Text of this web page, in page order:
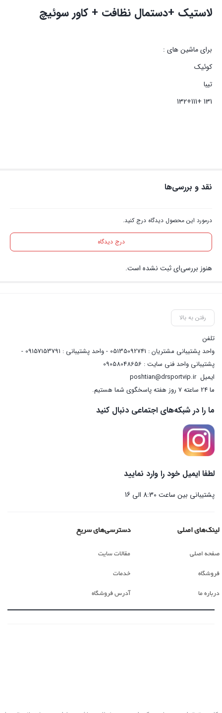
لاستیک +دستمال نظافت + کاور سوئیچ
برای ماشین های :
کوئیک
تیبا
131 +132+111
نقد و بررسی‌ها
درمورد این محصول دیدگاه درج کنید.
درج دیدگاه
هنوز بررسی‌ای ثبت نشده است.
رفتن به بالا
تلفن
واحد پشتیبانی مشتریان : 05135092741 - واحد پشتیبانی : 09157153791 -
پشتیبانی واحد فنی سایت : 09058048656
ایمیلposhtian@drsportvip.ir
ما 24 ساعته 7 روز هفته پاسخگوی شما هستیم.
ما را در شبکه‌های اجتماعی دنبال کنید
لطفا ایمیل خود را وارد نمایید
پشتیبانی بین ساعت 8:30 الی 16
لینک‌های اصلی
صفحه اصلی
فروشگاه
درباره ما
دسترسی‌های سریع
مقالات سایت
خدمات
آدرس فروشگاه